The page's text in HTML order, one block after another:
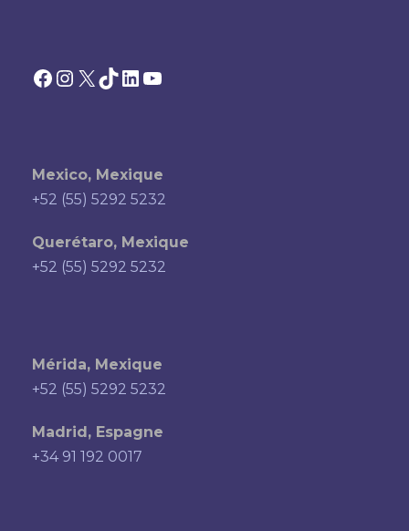
Facebook Instagram X TikTok LinkedIn YouTube
Mexico, Mexique
+52 (55) 5292 5232
Querétaro, Mexique
+52 (55) 5292 5232
Mérida, Mexique
+52 (55) 5292 5232
Madrid, Espagne
+34 91 192 0017